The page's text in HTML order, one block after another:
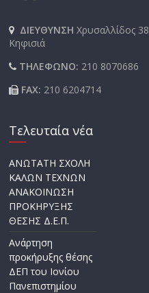
ΔΙΕΥΘΥΝΣΗΧρυσαλλίδος
Κηφισιά
ΤΗΛΕΦΩΝΟ: 210 8070686
FAX: 210 6204714
Τελευταία νέα
ΑΝΩΤΑΤΗ ΣΧΟΛΗ
ΚΑΛΩΝ ΤΕΧΝΩΝ
ΑΝΑΚΟΙΝΩΣΗ
ΠΡΟΚΗΡΥΞΗΣ
ΘΕΣΗΣ Δ.Ε.Π.
Ανάρτηση
προκήρυξης θέσης
ΔΕΠ του Ιονίου
Πανεπιστημίου